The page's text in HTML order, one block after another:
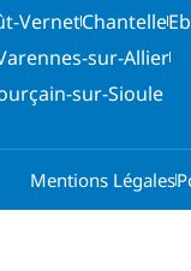
VernetChantelle
sur-Allier
sur-Sioule
Mentions Légales